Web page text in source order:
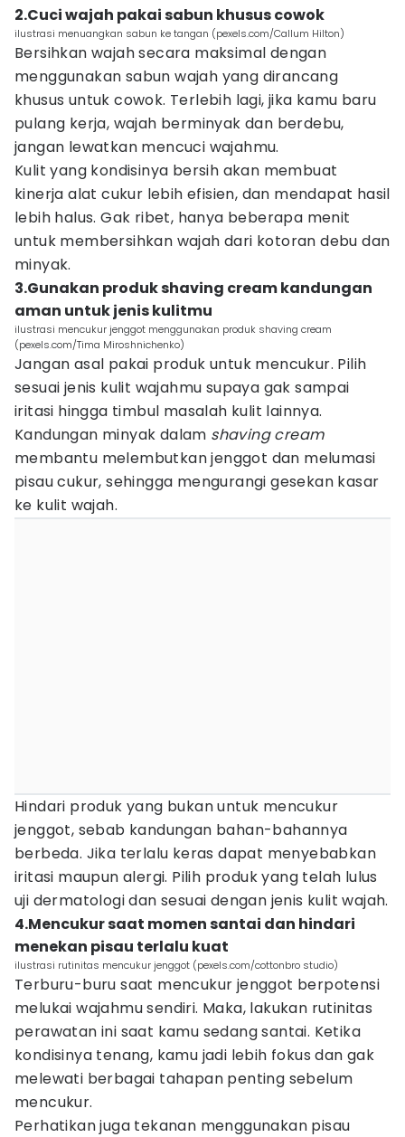
2.Cuci wajah pakai sabun khusus cowok
ilustrasi menuangkan sabun ke tangan (pexels.com/Callum Hilton)
Bersihkan wajah secara maksimal dengan
menggunakan sabun wajah yang dirancang
khusus untuk cowok. Terlebih lagi, jika kamu baru
pulang kerja, wajah berminyak dan berdebu,
jangan lewatkan mencuci wajahmu.
Kulit yang kondisinya bersih akan membuat
kinerja alat cukur lebih efisien, dan mendapat hasil
lebih halus. Gak ribet, hanya beberapa menit
untuk membersihkan wajah dari kotoran debu dan
minyak.
3.Gunakan produk shaving cream kandungan
aman untuk jenis kulitmu
ilustrasi mencukur jenggot menggunakan produk shaving cream
(pexels.com/Tima Miroshnichenko)
Jangan asal pakai produk untuk mencukur. Pilih
sesuai jenis kulit wajahmu supaya gak sampai
iritasi hingga timbul masalah kulit lainnya.
Kandungan minyak dalam shaving cream
membantu melembutkan jenggot dan melumasi
pisau cukur, sehingga mengurangi gesekan kasar
ke kulit wajah.
Hindari produk yang bukan untuk mencukur
jenggot, sebab kandungan bahan-bahannya
berbeda. Jika terlalu keras dapat menyebabkan
iritasi maupun alergi. Pilih produk yang telah lulus
uji dermatologi dan sesuai dengan jenis kulit wajah.
4.Mencukur saat momen santai dan hindari
menekan pisau terlalu kuat
ilustrasi rutinitas mencukur jenggot (pexels.com/cottonbro studio)
Terburu-buru saat mencukur jenggot berpotensi
melukai wajahmu sendiri. Maka, lakukan rutinitas
perawatan ini saat kamu sedang santai. Ketika
kondisinya tenang, kamu jadi lebih fokus dan gak
melewati berbagai tahapan penting sebelum
mencukur.
Perhatikan juga tekanan menggunakan pisau